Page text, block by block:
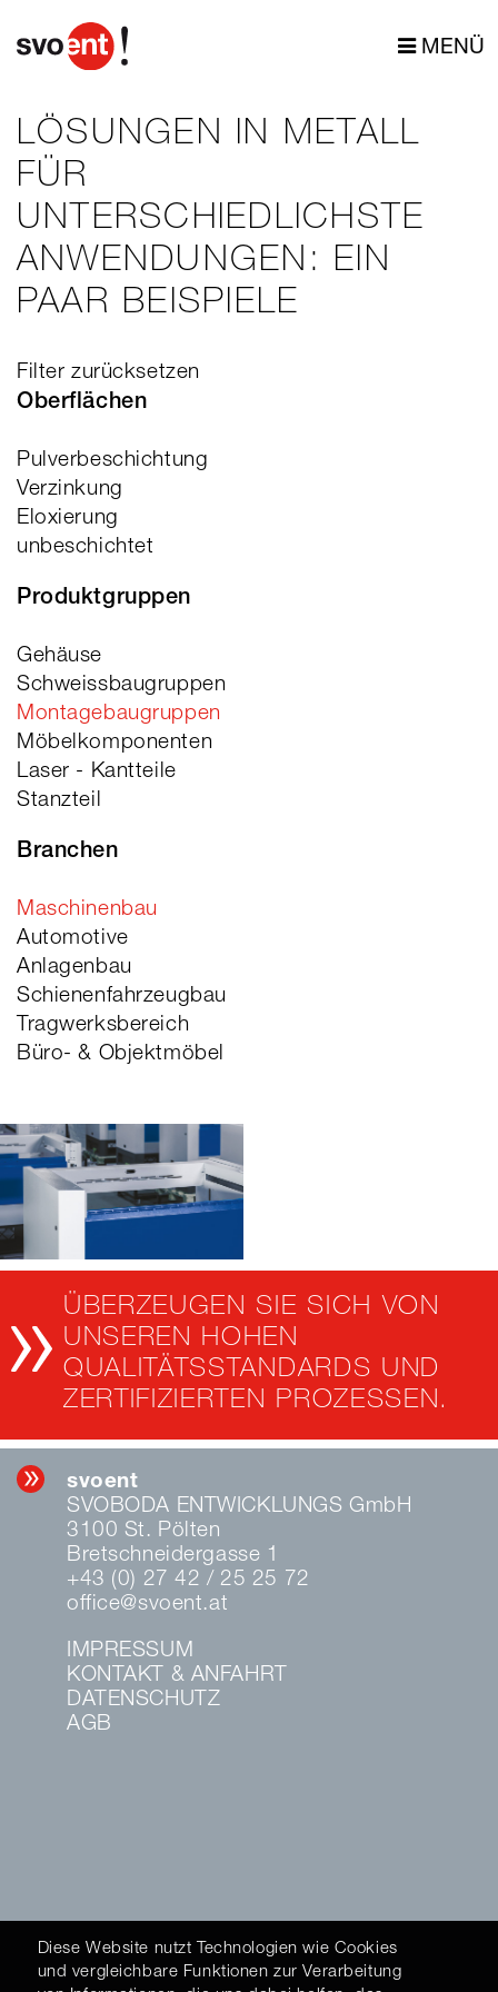
Diese Website nutzt Technologien wie Cookies
und vergleichbare Funktionen zur Verarbeitung
MENÜ
LÖSUNGEN IN METALL
FÜR
UNTERSCHIEDLICHSTE
ANWENDUNGEN: EIN
PAAR BEISPIELE
Filter zurücksetzen
Oberflächen
Pulverbeschichtung
Verzinkung
Eloxierung
unbeschichtet
Produktgruppen
Gehäuse
Schweissbaugruppen
Montagebaugruppen
Möbelkomponenten
Laser - Kantteile
Stanzteil
Branchen
Maschinenbau
Automotive
Anlagenbau
Schienenfahrzeugbau
Tragwerksbereich
Büro- & Objektmöbel
ÜBERZEUGEN SIE SICH VON
UNSEREN HOHEN
QUALITÄTSSTANDARDS UND
ZERTIFIZIERTEN PROZESSEN.
svoent
SVOBODA ENTWICKLUNGS GmbH
3100 St. Pölten
Bretschneidergasse 1
+43 (0) 27 42 / 25 25 72
office@svoent.at
IMPRESSUM
KONTAKT & ANFAHRT
DATENSCHUTZ
AGB